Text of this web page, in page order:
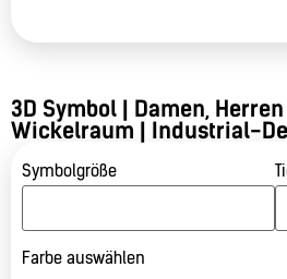
3D Symbol | Damen,
Wickelraum | Industrial-
Symbolgröße
Farbe auswählen